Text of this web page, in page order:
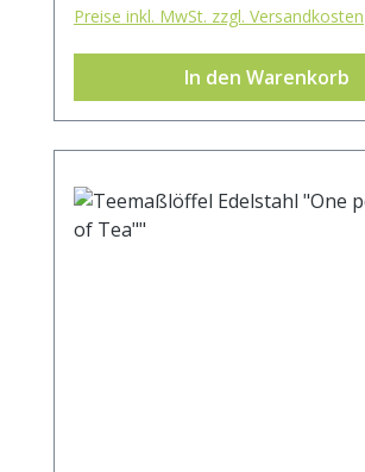
Preise inkl. MwSt. zzgl. Versandkosten
In den Warenkorb